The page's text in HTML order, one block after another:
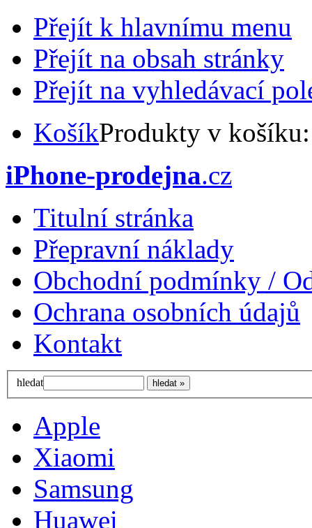
Přejít k hlavnímu menu
Přejít na obsah stránky
Přejít na vyhledávací
KošíkProdukty v
iPhone-prodejna.cz
Titulní stránka
Přepravní náklady
Obchodní podmínky /
Ochrana osobních údajů
Kontakt
hledat
Apple
Xiaomi
Samsung
Huawei